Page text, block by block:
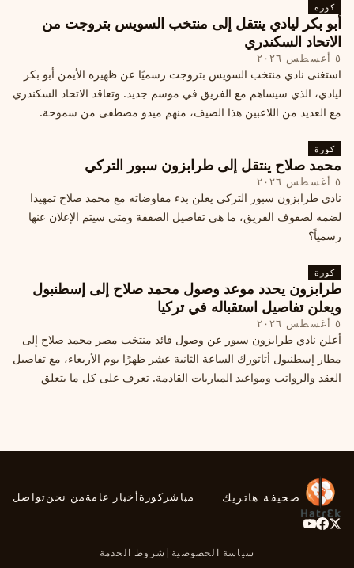
كورة
أبو بكر ليادي ينتقل إلى منتخب السويس بتروجت من
الاتحاد السكندري
٥ أغسطس ٢٠٢٦
استغنى نادي منتخب السويس بتروجت رسميًا عن ظهيره الأيمن أبو بكر
ليادي، الذي سيساهم مع الفريق في موسم جديد. وتعاقد الاتحاد السكندري
مع العديد من اللاعبين هذا الصيف، منهم ميدو مصطفى من سموحة.
كورة
محمد صلاح ينتقل إلى طرابزون سبور التركي
٥ أغسطس ٢٠٢٦
نادي طرابزون سبور التركي يعلن بدء مفاوضاته مع محمد صلاح تمهيدا
لضمه لصفوف الفريق، ما هي تفاصيل الصفقة ومتى سيتم الإعلان عنها
رسمياً؟
كورة
طرابزون يحدد موعد وصول محمد صلاح إلى إسطنبول
ويعلن تفاصيل استقباله في تركيا
٥ أغسطس ٢٠٢٦
أعلن نادي طرابزون سبور عن وصول قائد منتخب مصر محمد صلاح إلى
مطار إسطنبول أتاتورك الساعة الثانية عشر ظهرًا يوم الأربعاء، مع تفاصيل
العقد والرواتب ومواعيد المباريات القادمة. تعرف على كل ما يتعلق
صحيفة هاتريك مباشر كورةأخبار عامةمن نحنتواصل
سياسة الخصوصية | شروط الخدمة